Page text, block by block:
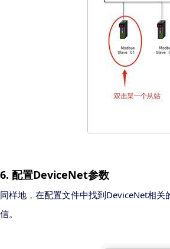
6. 配置DeviceNet参数
同样地，在配置文件中找到 DeviceNet相关
信。